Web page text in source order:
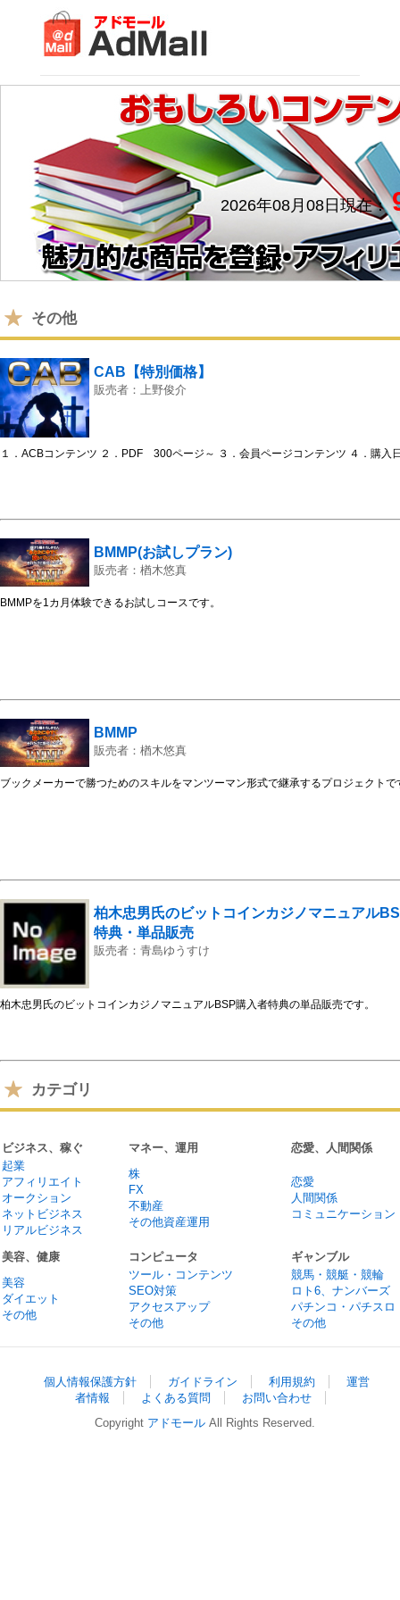
2026年08月08日現在：
その他
CAB【特別価格】
販売者：上野俊介
１．ACBコンテンツ ２．PDF 300ページ～ ３．会員ページコンテンツ ４．購入
BMMP(お試しプラン)
販売者：楢木悠真
BMMPを1カ月体験できるお試しコースです。
BMMP
販売者：楢木悠真
ブックメーカーで勝つためのスキルをマンツーマン形式で継承するプロジェクトで
柏木忠男氏のビットコインカジノマニュアル
特典・単品販売
販売者：青島ゆうすけ
柏木忠男氏のビットコインカジノマニュアルBSP購入者特典の単品販売です。
カテゴリ
ビジネス、稼ぐ マネー、運用
恋愛、人間関係
起業
アフィリエイト
オークション
ネットビジネス
リアルビジネス
株
FX
不動産
その他資産運用
恋愛
人間関係
コミュニケーション
美容、健康 コンピュータ
ギャンブル
美容
ダイエット
その他
ツール・コンテンツ
SEO対策
アクセスアップ
その他
競馬・競艇・競輪
ロト6、ナンバーズ
パチンコ・パチスロ
その他
個人情報保護方針 ガイドライン 利用規約
運営
者情報
よくある質問
お問い合わせ
Copyright アドモールAll Rights Reserved.